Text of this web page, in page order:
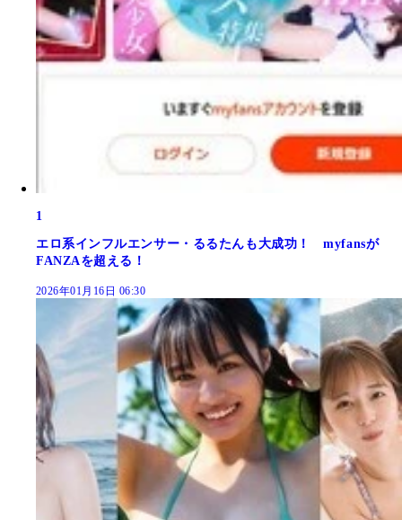
1
エロ系インフルエンサー・るるたんも大成功！ myfansが
FANZAを超える！
2026年01月16日 06:30